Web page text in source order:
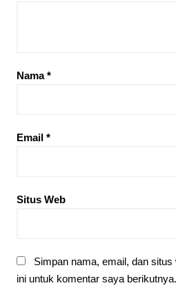
Nama*
Email *
Situs Web
Simpan nama, email, dan
ini untuk komentar saya berikutnya.